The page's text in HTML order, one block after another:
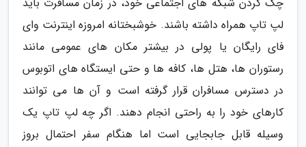
لپ تاپ همراه داشته باشند. خوشبختانه امروزه اینترنت وای
فای رایگان یا پولی در بیشتر مکان های عمومی مانند
رستوران ها، هتل ها، کافه ها و حتی ایستگاه های اتوبوس
در دسترس مسافران قرار گرفته است و آن ها می توانند
کارهای خود را به راحتی انجام دهند. اگر چه لپ تاپ یک
وسیله قابل جابجایی است اما هنگام سفر احتمال بروز